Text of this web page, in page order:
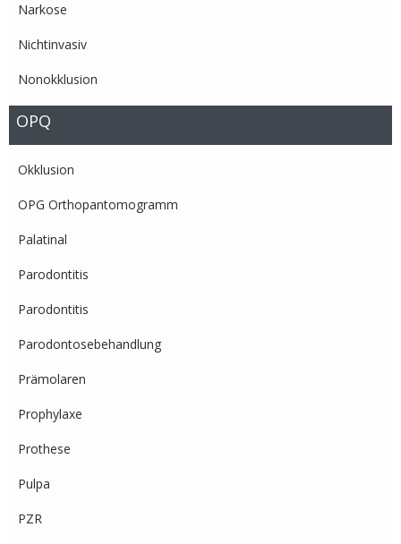
Narkose
Nichtinvasiv
Nonokklusion
OPQ
Okklusion
OPG Orthopantomogramm
Palatinal
Parodontitis
Parodontitis
Parodontosebehandlung
Prämolaren
Prophylaxe
Prothese
Pulpa
PZR